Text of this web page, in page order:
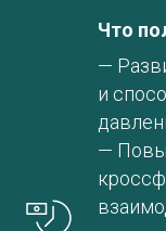
Что
—
и
—